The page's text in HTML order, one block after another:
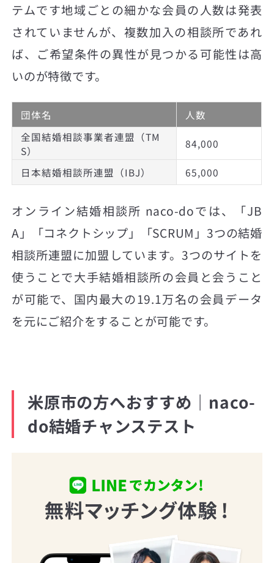
テムです地域ごとの細かな会員の人数は発表
されていませんが、複数加入の相談所であれ
ば、ご希望条件の異性が見つかる可能性は高
いのが特徴です。
団体名
人数
全国結婚相談事業者連盟（TM
S）
84,000
日本結婚相談所連盟（IBJ） 65,000
オンライン結婚相談所 naco-doでは、「JB
A」「コネクトシップ」「SCRUM」3つの結婚
相談所連盟に加盟しています。3つのサイトを
使うことで大手結婚相談所の会員と会うこと
が可能で、国内最大の19.1万名の会員データ
を元にご紹介をすることが可能です。
米原市の方へおすすめ｜naco-
do結婚チャンステスト